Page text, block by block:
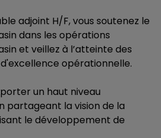
adjoint H/F, vous soutenez le
dans les opérations
et veillez à l’atteinte des
opérationnelle.
un haut niveau
partageant la vision de la
le développement de